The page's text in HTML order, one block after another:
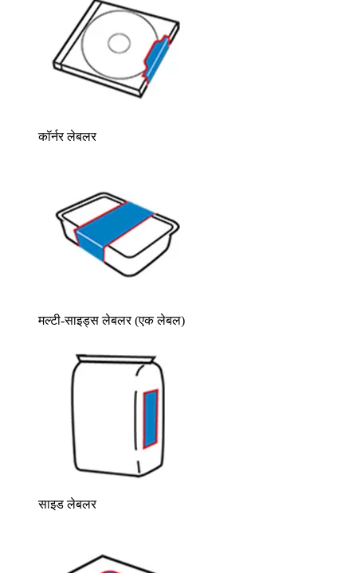
कॉर्नर लेबलर
मल्टी-साइड्स लेबलर (एक लेबल)
साइड लेबलर